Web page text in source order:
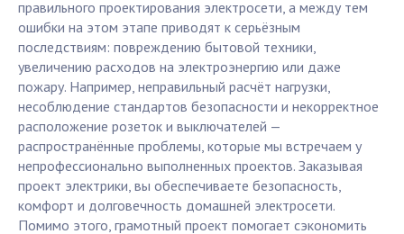
правильного проектирования электросети, а между тем
ошибки на этом этапе приводят к серьёзным
последствиям: повреждению бытовой техники,
увеличению расходов на электроэнергию или даже
пожару. Например, неправильный расчёт нагрузки,
несоблюдение стандартов безопасности и некорректное
расположение розеток и выключателей —
распространённые проблемы, которые мы встречаем у
непрофессионально выполненных проектов. Заказывая
проект электрики, вы обеспечиваете безопасность,
комфорт и долговечность домашней электросети.
Помимо этого, грамотный проект помогает сэкономить